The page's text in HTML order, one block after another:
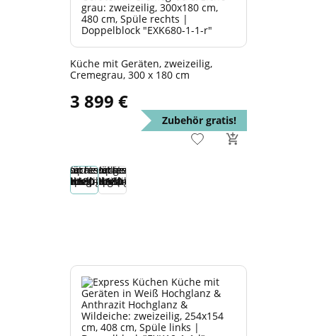
Küche mit Geräten, zweizeilig,
Cremegrau, 300 x 180 cm
3 899 €
Zubehör gratis!